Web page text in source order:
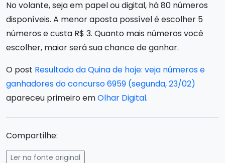
No volante, seja em papel ou digital, há 80 números
disponíveis. A menor aposta possível é escolher 5
números e custa R$ 3. Quanto mais números você
escolher, maior será sua chance de ganhar.
O post Resultado da Quina de hoje: veja números e
ganhadores do concurso 6959 (segunda, 23/02)
apareceu primeiro emOlhar Digital.
Compartilhe:
Ler na fonte original